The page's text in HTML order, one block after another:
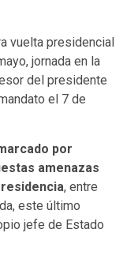
vuelta presidencial
jornada en la
del presidente
el 7 de
por
amenazas
, entre
este último
jefe de Estado